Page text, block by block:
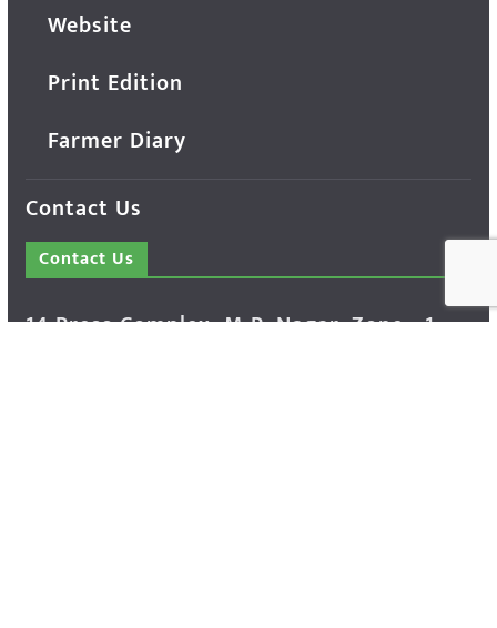
Website
Print Edition
Farmer Diary
Contact Us
Contact Us
14 Press Complex, M.P. Nagar, Zone - 1,